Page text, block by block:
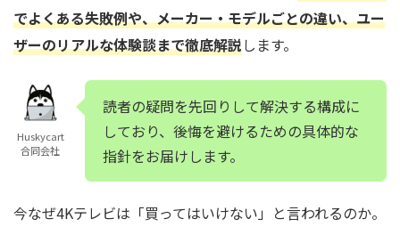
でよくある失敗例や、メーカー・モデルごとの違い、ユー
ザーのリアルな体験談まで徹底解説します。
Huskycart
合同会社
読者の疑問を先回りして解決する構成に
しており、後悔を避けるための具体的な
指針をお届けします。
今なぜ4Kテレビは「買ってはいけない」と言われるのか。